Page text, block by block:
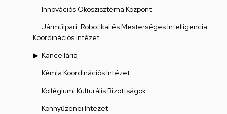
Innovációs Ökoszisztéma Központ
Járműipari, Robotikai és Mesterséges Intelligencia
Koordinációs Intézet
Kancellária
Kémia Koordinációs Intézet
Kollégiumi Kulturális Bizottságok
Könnyűzenei Intézet